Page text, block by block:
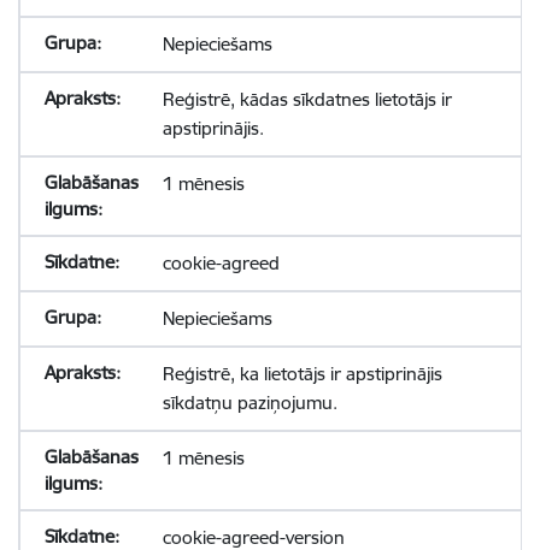
Nepieciešams
Reģistrē, kādas sīkdatnes lietotājs ir
apstiprinājis.
1 mēnesis
cookie-agreed
Nepieciešams
Reģistrē, ka lietotājs ir apstiprinājis
sīkdatņu paziņojumu.
1 mēnesis
cookie-agreed-version